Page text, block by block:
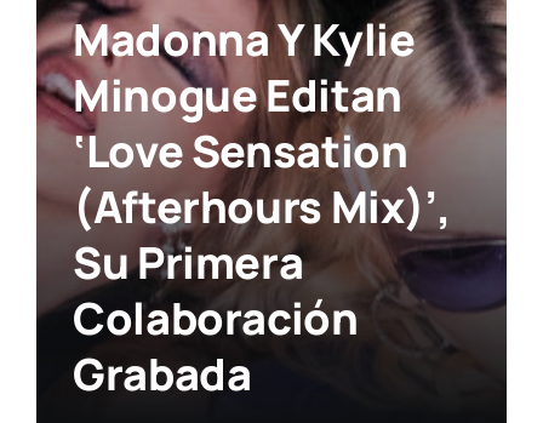
Madonna Y Kylie
Minogue Editan
‘Love Sensation
(Afterhours Mix)’,
Su Primera
Colaboración
Grabada